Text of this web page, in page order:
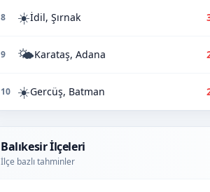
8 ☀️İdil, Şırnak
9 🌤️Karataş, Adana
10 ☀️Gercüş, Batman
Balıkesir İlçeleri
İlçe bazlı tahminler